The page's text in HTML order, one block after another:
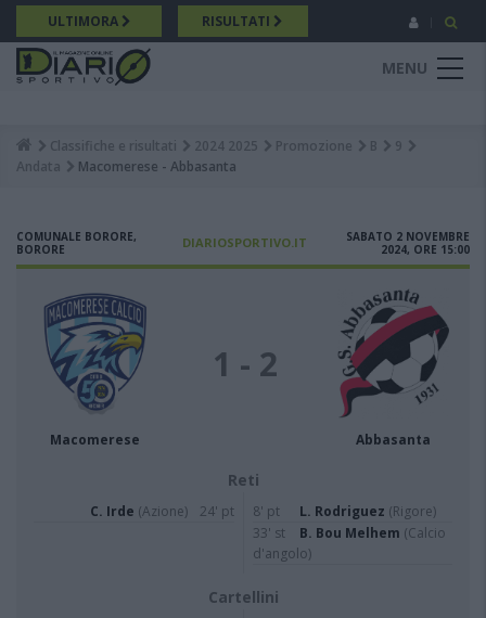
Salta
al
contenuto
principale
ULTIMORA RISULTATI
MENU
Breadcrumb
Classifiche e risultati 2024 2025 Promozione B
9
Andata
Macomerese - Abbasanta
COMUNALE BORORE,
BORORE
DIARIOSPORTIVO.IT
SABATO 2 NOVEMBRE
2024, ORE 15:00
Macomerese
1 - 2
Abbasanta
Reti
C. Irde (Azione) 24' pt 8' pt L. Rodriguez (Rigore)
33' st
B. Bou Melhem (Calcio
d'angolo)
Cartellini